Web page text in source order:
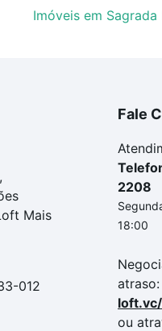
Imóveis em Sagrada
Mais
012
Fale
2208
18:00
atraso:
ou